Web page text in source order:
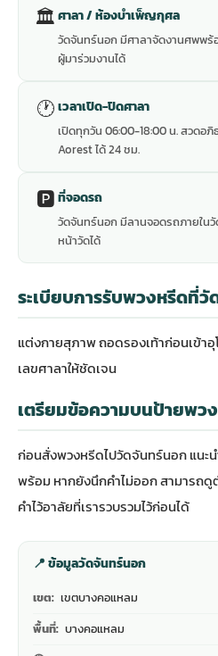
🏛 ศาลา / ห้องบำเพ็ญกุศล
วัดจันทร์นอก มีศาลาจัดงานศพพร้
ผู้มาร่วมงานได้
🕐 เวลาเปิด-ปิดศาลา
เปิดทุกวัน 06:00-18:00 น. สวดอ
Aorest ได้ 24 ชม.
🅿️ ที่จอดรถ
วัดจันทร์นอก มีลานจอดรถภายใน
หน้าวัดได้
ระเบียบการรับพวงหรีดที่
แต่งกายสุภาพ ถอดรองเท้าก่อนเข้า
เลขศาลาให้ชัดเจน
เตรียมข้อความบนป้ายพว
ก่อนสั่งพวงหรีดไปวัดจันทร์นอก แนะน
พร้อม หากยังนึกคำไม่ออก สามารถดู
คำไว้อาลัยที่เรารวบรวมไว้ก่อนได้
📍 ข้อมูลวัดจันทร์นอก
เขต: เขตบางคอแหลม
พื้นที่: บางคอแหลม